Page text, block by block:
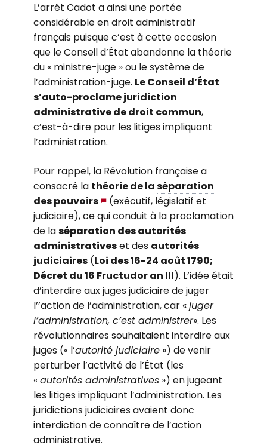
L’arrêt Cadot a ainsi une portée
considérable en droit administratif
français puisque c’est à cette occasion
que le Conseil d’État abandonne la théorie
du « ministre-juge » ou le système de
l’administration-juge. Le Conseil d’État
s’auto-proclame juridiction
administrative de droit commun,
c’est-à-dire pour les litiges impliquant
l’administration.
Pour rappel, la Révolution française a
consacré la théorie de laséparation
des pouvoirs
(exécutif, législatif et
judiciaire), ce qui conduit à la proclamation
de laséparation des autorités
administrativeset des autorités
judiciaires (Loi des 16-24 août 1790;
Décret du 16 Fructudor an III). L’idée était
d’interdire aux juges judiciaire de juger
l’’action de l’administration, car «juger
l’administration, c’est administrer». Les
révolutionnaires souhaitaient interdire aux
juges (« l’autorité judiciaire ») de venir
perturber l’activité de l’État (les
«autorités administratives ») en jugeant
les litiges impliquant l’administration. Les
juridictions judiciaires avaient donc
interdiction de connaître de l’action
administrative.